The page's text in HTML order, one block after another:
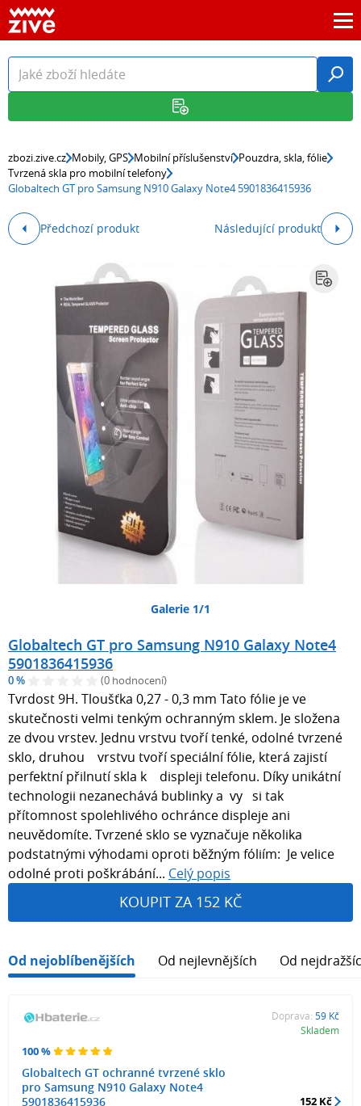
zbozi.zive.cz Mobily, GPS Mobilní příslušenství Pouzdra, skla, fólie
Tvrzená skla pro mobilní telefony
Globaltech GT pro Samsung N910 Galaxy Note4 5901836415936
Předchozí produkt Následující produkt
Galerie 1/1
Globaltech GT pro Samsung N910 Galaxy Note4
5901836415936
0 % (0 hodnocení)
Tvrdost 9H. Tloušťka 0,27 - 0,3 mm Tato fólie je ve
skutečnosti velmi tenkým ochranným sklem. Je složena
ze dvou vrstev. Jednu vrstvu tvoří tenké, odolné tvrzené
sklo, druhou vrstvu tvoří speciální fólie, která zajistí
perfektní přilnutí skla k displeji telefonu. Díky unikátní
technologii nezanechává bublinky a vy si tak
přítomnost spolehlivého ochránce displeje ani
neuvědomíte. Tvrzené sklo se vyznačuje několika
podstatnými výhodami oproti běžným fóliím: Je velice
odolné proti poškrábání... Celý popis
KOUPIT ZA 152 KČ
Od nejoblíbenějších Od nejlevnějších Od
100 %
Globaltech GT ochranné tvrzené sklo
pro Samsung N910 Galaxy Note4
5901836415936
Doprava: 59 Kč
Skladem
152 Kč